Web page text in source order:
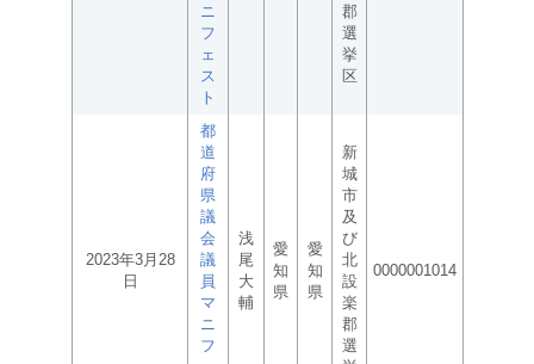
ニ
フ
ェ
ス
ト
郡
選
挙
区
2023年3月28
日
都
道
府
県
議
会
議
員
マ
ニ
フ
浅
尾
大
輔
愛
知
県
愛
知
県
新
城
市
及
び
北
設
楽
郡
選
0000001014